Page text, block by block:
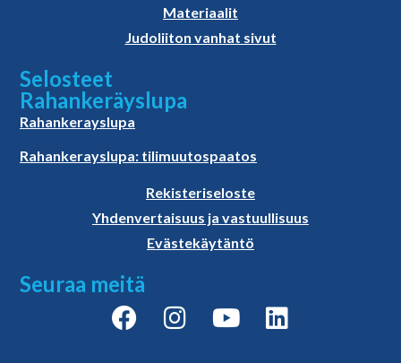
Materiaalit
Judoliiton vanhat sivut
Selosteet
Rahankeräyslupa
Rahankerayslupa
Rahankerayslupa: tilimuutospaatos
Rekisteriseloste
Yhdenvertaisuus ja vastuullisuus
Evästekäytäntö
Seuraa meitä